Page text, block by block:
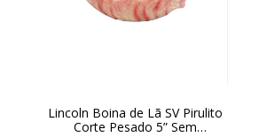
Lincoln Boina de Lã SV Pirulito
Corte Pesado 5” Sem